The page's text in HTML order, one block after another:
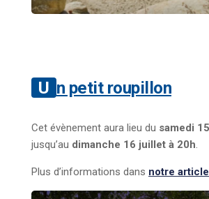
Un petit roupillon
Cet évènement aura lieu du samedi
jusqu’au dimanche 16 juillet à 20h.
Plus d’informations dans notre